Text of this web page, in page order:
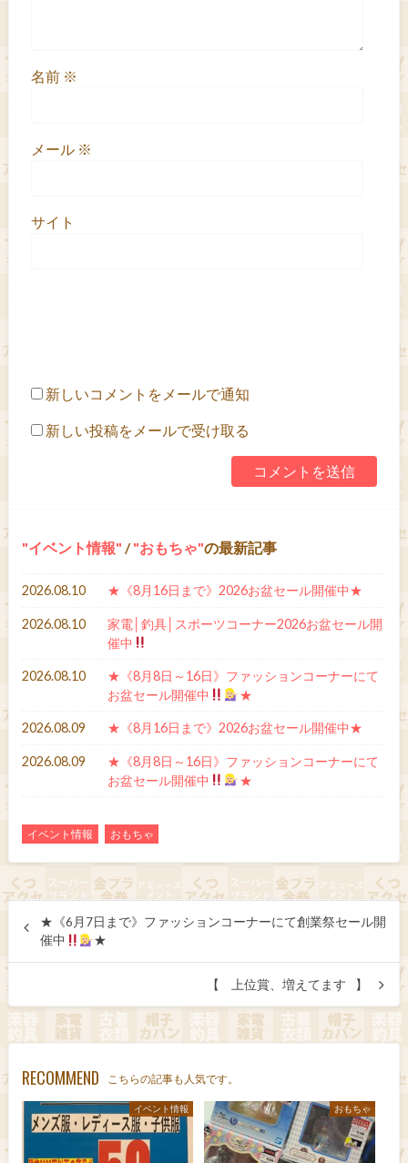
名前 ※
メール ※
サイト
新しいコメントをメールで通知
新しい投稿をメールで受け取る
イベント情報 / おもちゃ の最新記事
2026.08.10 ★《8月16日まで》2026お盆セール開催中★
2026.08.10
家電│釣具│スポーツコーナー2026お盆セール開
催中
2026.08.10
★《8月8日～16日》ファッションコーナーにて
お盆セール開催中
★
2026.08.09 ★《8月16日まで》2026お盆セール開催中★
2026.08.09
★《8月8日～16日》ファッションコーナーにて
お盆セール開催中
★
イベント情報 おもちゃ
★《6月7日まで》ファッションコーナーにて創業祭セール開
催中
★
【 ⠀上位賞、増えてます⠀】
RECOMMEND こちらの記事も人気です。
イベント情報 おもちゃ